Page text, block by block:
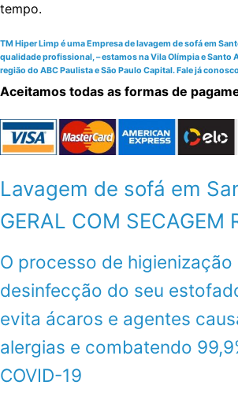
tempo.
TM Hiper Limp é uma Empresa de lavagem de sofá em
qualidade profissional, – estamos na Vila Olímpia e Santo
região do ABC Paulista e São Paulo Capital. Fale já
Aceitamos todas as formas de
Lavagem de sofá em
GERAL COM SECAGEM
O processo de higienização
desinfecção do seu
evita ácaros e agentes
alergias e combatendo
COVID-19